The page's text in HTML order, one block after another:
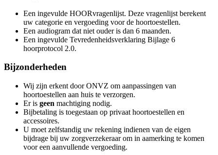
Een ingevulde HOORvragenlijst. Deze vragenlijst berekent
uw categorie en vergoeding voor de hoortoestellen.
Een audiogram dat niet ouder is dan 6 maanden.
Een ingevulde Tevredenheidsverklaring Bijlage 6
hoorprotocol 2.0.
Bijzonderheden
Wij zijn erkent door ONVZ om aanpassingen van
hoortoestellen aan huis te verzorgen.
Er is geen machtiging nodig.
Bijbetaling is toegestaan op privaat hoortoestellen en
accessoires.
U moet zelfstandig uw rekening indienen van de eigen
bijdrage bij uw zorgverzekeraar om in aamerking te komen
voor een aanvullende vergoeding.